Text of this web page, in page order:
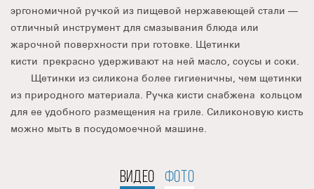
эргономичной ручкой из пищевой нержавеющей стали —
отличный инструмент для смазывания блюда или
жарочной поверхности при готовке. Щетинки
кисти прекрасно удерживают на ней масло, соусы и соки.
Щетинки из силикона более гигиеничны, чем щетинки
из природного материала. Ручка кисти снабжена кольцом
для ее удобного размещения на гриле. Силиконовую кисть
можно мыть в посудомоечной машине.
ВИДЕО ФОТО